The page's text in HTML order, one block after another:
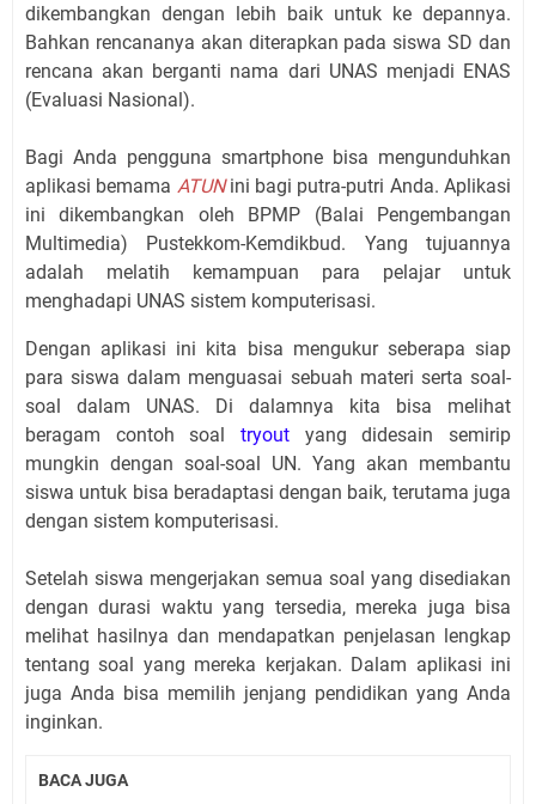
dikembangkan dengan lebih baik untuk ke depannya.
Bahkan rencananya akan diterapkan pada siswa SD dan
rencana akan berganti nama dari UNAS menjadi ENAS
(Evaluasi Nasional).
Bagi Anda pengguna smartphone bisa mengunduhkan
aplikasi bemama ATUNini bagi putra-putri Anda. Aplikasi
ini dikembangkan oleh BPMP (Balai Pengembangan
Multimedia) Pustekkom-Kemdikbud. Yang tujuannya
adalah melatih kemampuan para pelajar untuk
menghadapi UNAS sistem komputerisasi.
Dengan aplikasi ini kita bisa mengukur seberapa siap
para siswa dalam menguasai sebuah materi serta soal-
soal dalam UNAS. Di dalamnya kita bisa melihat
beragam contoh soal tryout yang didesain semirip
mungkin dengan soal-soal UN. Yang akan membantu
siswa untuk bisa beradaptasi dengan baik, terutama juga
dengan sistem komputerisasi.
Setelah siswa mengerjakan semua soal yang disediakan
dengan durasi waktu yang tersedia, mereka juga bisa
melihat hasilnya dan mendapatkan penjelasan lengkap
tentang soal yang mereka kerjakan. Dalam aplikasi ini
juga Anda bisa memilih jenjang pendidikan yang Anda
inginkan.
BACA JUGA